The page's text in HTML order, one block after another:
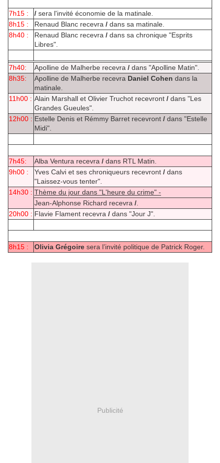
7h15 : / sera l'invité économie de la matinale.
8h15 :
Renaud Blanc recevra / dans sa matinale.
8h40 :
Renaud Blanc recevra / dans sa chronique "Esprits
Libres".
7h40: Apolline de Malherbe recevra / dans "Apolline Matin".
8h35:
Apolline de Malherbe recevra Daniel Cohen dans la
matinale.
11h00 : Alain Marshall et Olivier Truchot recevront / dans "Les
Grandes Gueules".
12h00 : Estelle Denis et Rémmy Barret recevront / dans "Estelle
Midi".
7h45: Alba Ventura recevra / dans RTL Matin.
9h00 :
Yves Calvi et ses chroniqueurs recevront / dans
"Laissez-vous tenter".
14h30 : Thème du jour dans "L'heure du crime" -
Jean-Alphonse Richard recevra /
20h00 : Flavie Flament recevra / dans "Jour J".
8h15 : Olivia Grégoire sera l’invité politique de Patrick Roger.
Publicité